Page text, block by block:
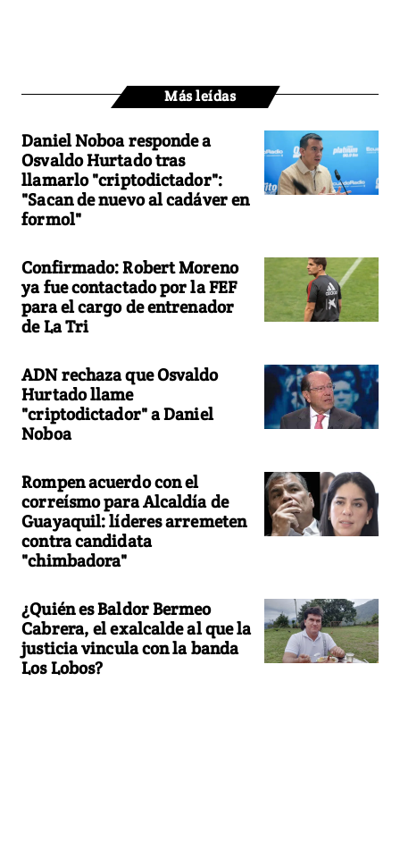
Más leídas
Daniel Noboa responde a
Osvaldo Hurtado tras
llamarlo "criptodictador":
"Sacan de nuevo al cadáver en
formol"
Confirmado: Robert Moreno
ya fue contactado por la FEF
para el cargo de entrenador
de La Tri
ADN rechaza que Osvaldo
Hurtado llame
"criptodictador" a Daniel
Noboa
Rompen acuerdo con el
correísmo para Alcaldía de
Guayaquil: líderes arremeten
contra candidata
"chimbadora"
¿Quién es Baldor Bermeo
Cabrera, el exalcalde al que la
justicia vincula con la banda
Los Lobos?